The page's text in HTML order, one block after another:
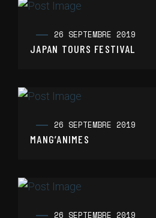
26 SEPTEMBRE 2019
JAPAN TOURS FESTIVAL
26 SEPTEMBRE 2019
MANG’ANIMES
26 SEPTEMBRE 2019